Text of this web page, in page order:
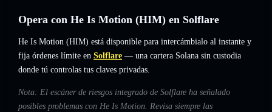
Opera con He Is Motion (HIM) en Solflare
He Is Motion (HIM) está disponible para intercámbialo al instante y
fija órdenes límite en Solflare — una cartera Solana sin custodia
donde tú controlas tus claves privadas.
Nota: El escáner de riesgos integrado de Solflare ha señalado
posibles problemas con He Is Motion. Revisa siempre las